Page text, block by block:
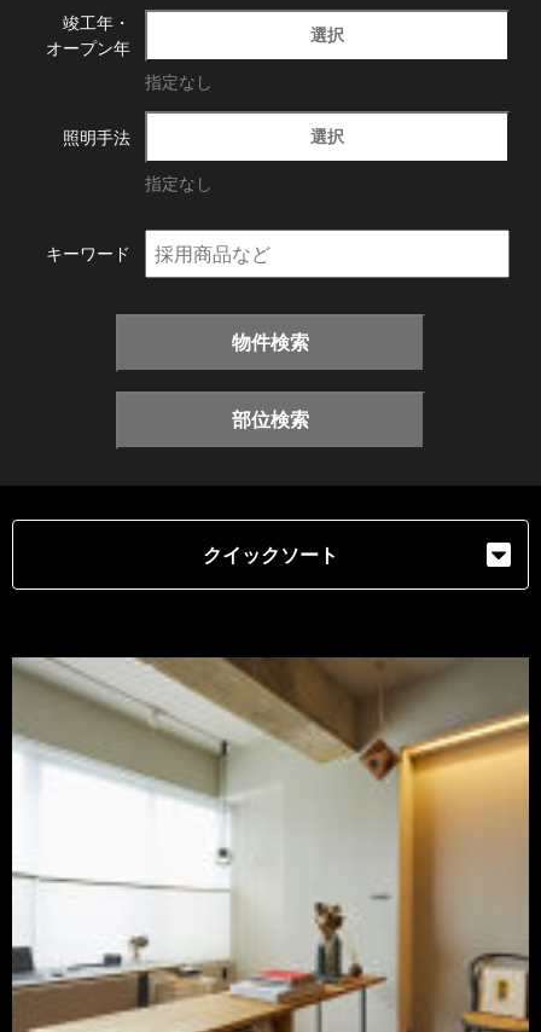
竣工年・
オープン年
選択
指定なし
照明手法 選択
指定なし
キーワード
物件検索
部位検索
クイックソート